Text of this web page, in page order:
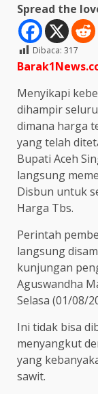
Spread the
Dibaca: 317
Menyikapi
dihampir
dimana harga
yang telah
Bupati Aceh
langsung
Disbun untuk
Harga Tbs.
Perintah
langsung
kunjungan
Aguswandha
Selasa (01/08/
Ini tidak bisa
menyangkut
yang
sawit.